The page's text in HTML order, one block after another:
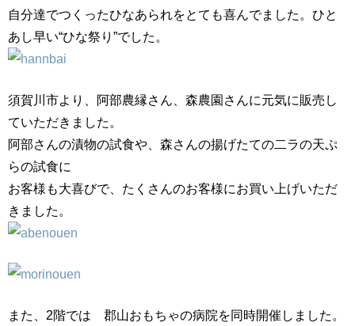
自分達でつくったひなあられをとても喜んでました。ひと
あし早い“ひな祭り”でした。
須賀川市より、阿部農縁さん、森農園さんに元気に販売し
ていただきました。
阿部さんの漬物の試食や、森さんの揚げたての二ラの天ぷ
らの試食に
お客様も大喜びで、たくさんのお客様にお買い上げいただ
きました。
また、2階では 郡山おもちゃの病院を同時開催しました。